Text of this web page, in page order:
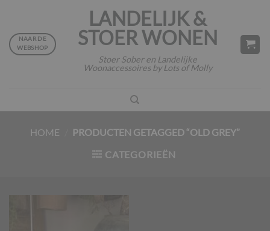
inhoud
LANDELIJK &
STOER WONEN
Stoer Sober en Landelijke
Woonaccessoires by Lots of Molly
NAAR DE
WEBSHOP
HOME
PRODUCTEN GETAGGED “OLD GREY”
CATEGORIEËN